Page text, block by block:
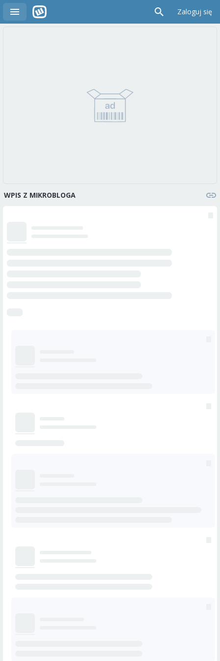
Zaloguj się
WPIS Z MIKROBLOGA